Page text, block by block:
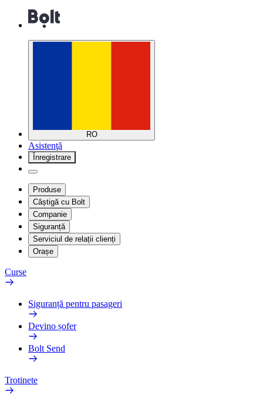
RO
Asistenţă
Înregistrare
Produse
Câștigă cu Bolt
Companie
Siguranță
Serviciul de relații clienți
Orașe
Curse
Siguranță pentru pasageri
Devino șofer
Bolt Send
Trotinete